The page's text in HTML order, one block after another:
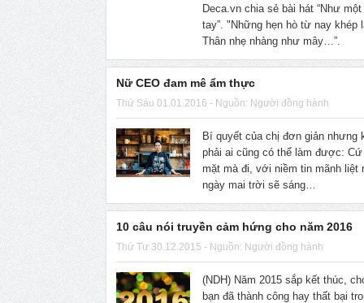
Deca.vn chia sẻ bài hát “Như
tay”. "Những hẹn hò từ nay khép
Thân nhẹ nhàng như mây…”.
Nữ CEO đam mê ẩm thực
Thứ Sáu 01.01.2016 - Nguồn: Người đồng hành
Bí quyết của chị đơn giản nhưng
phải ai cũng có thể làm được: Cứ
mặt mà đi, với niềm tin mãnh liệt
ngày mai trời sẽ sáng…
10 câu nói truyền cảm hứng cho năm 2016
Thứ Tư 30.12.2015 - Nguồn: Người đồng hành
(NDH) Năm 2015 sắp kết thúc,
bạn đã thành công hay thất bại